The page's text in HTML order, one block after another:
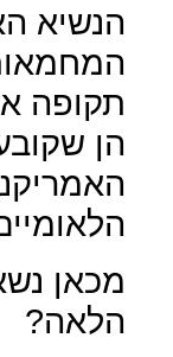
הנשיא
תקופה
הן
מכאן
הלאה?